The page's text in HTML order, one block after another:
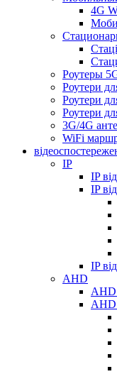
4G
Роутеры
Роутери
Роутери
Роутери
3G/4G
WiFi
IP
IP
IP
IP
AHD
AHD
AHD